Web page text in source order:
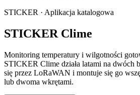
STICKER · Aplikacja katalogowa
STICKER Clime
Monitoring temperatury i wilgotności
STICKER Clime działa latami na dwóch
się przez LoRaWAN i montuje się go
lub dwoma wkrętami.